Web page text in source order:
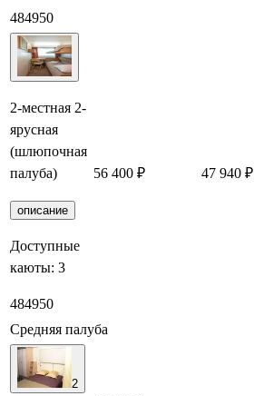
484950
2-местная 2-
ярусная
(шлюпочная
палуба)
описание
Доступные
каюты: 3
484950
56 400 ₽ 47 940 ₽
Средняя палуба
2